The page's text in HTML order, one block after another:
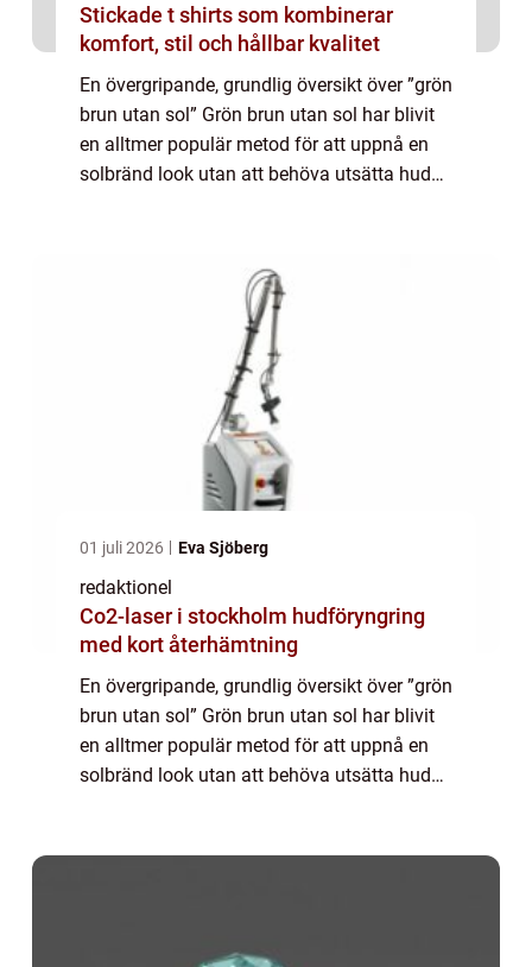
Stickade t shirts som kombinerar
komfort, stil och hållbar kvalitet
En övergripande, grundlig översikt över ”grön
brun utan sol” Grön brun utan sol har blivit
en alltmer populär metod för att uppnå en
solbränd look utan att behöva utsätta huden
01 juli 2026 Eva Sjöberg
redaktionel
Co2-laser i stockholm hudföryngring
med kort återhämtning
En övergripande, grundlig översikt över ”grön
brun utan sol” Grön brun utan sol har blivit
en alltmer populär metod för att uppnå en
solbränd look utan att behöva utsätta huden